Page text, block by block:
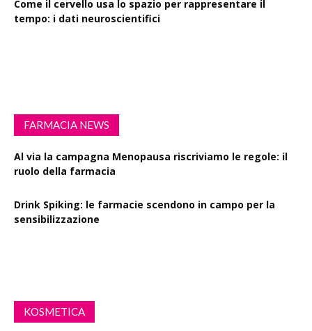
tempo: i dati neuroscientifici
FARMACIA NEWS
Al via la campagna Menopausa riscriviamo le regole: il
ruolo della farmacia
Drink Spiking: le farmacie scendono in campo per la
sensibilizzazione
KOSMETICA